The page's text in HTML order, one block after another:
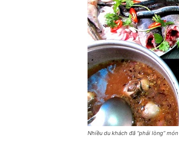
Nhiều du khách đã “phải lòng”